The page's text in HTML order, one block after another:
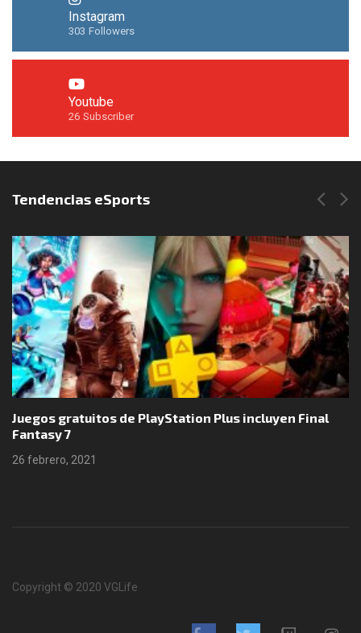
Instagram
303 Followers
Youtube
26 Subscriber
Síguenos en Instagram
Tendencias eSports
Juegos gratuitos de PlayStation Plus incluyen Final
Fantasy 7
26 febrero, 2021
Copyright © 2020 VGLife